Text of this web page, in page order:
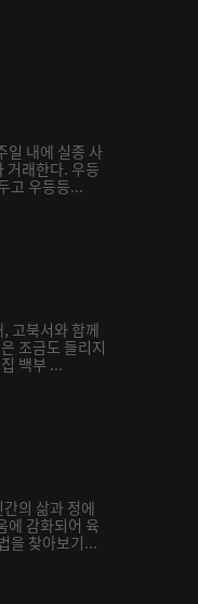
일 내에 실종 사
거래한다. 우등
고 우등등...
고북서와 함께
조금도 들리지
백부 ...
의 삶과 정에
에 감화되어 육
을 찾아보기...